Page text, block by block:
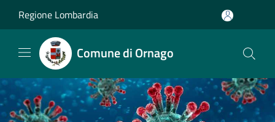
Regione Lombardia
Comune di Ornago